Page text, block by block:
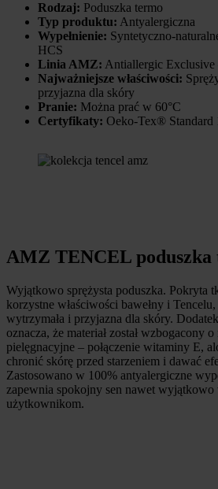
Rodzaj: Poduszka termo
Typ produktu: Antyalergiczna
Wypełnienie: Syntetyczno-
HCS
Linia AMZ: Antiallergic Exclusive
Najważniejsze właściwości:
przyjazna dla skóry
Pranie: Można prać w 60°C
Certyfikaty: Oeko-Tex® Standard
AMZ TENCEL poduszka
Wyjątkowo sprężysta poduszka. Pokryta
korzystne właściwości bawełny i
wytrzymała i przyjazna dla skóry.
oznacza, że materiał został wzbogacony
pielęgnacyjne – połączenie witaminy E,
chronić skórę przed starzeniem i dawać
Zastosowano w 100% antyalergiczne
zapewnia spokojny sen nawet
użytkownikom.